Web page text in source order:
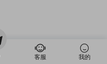
客服 我的